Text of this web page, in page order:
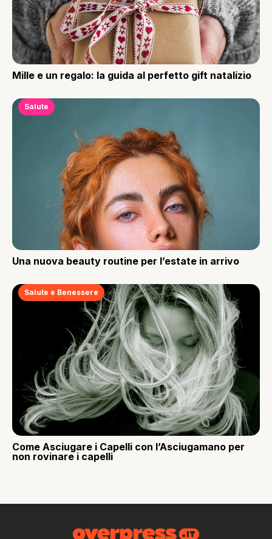
Mille e un regalo: la guida al perfetto gift natalizio
Salute
Una nuova beauty routine per l’estate in arrivo
Salute e Benessere
Come Asciugare i Capelli con l’Asciugamano per
non rovinare i capelli